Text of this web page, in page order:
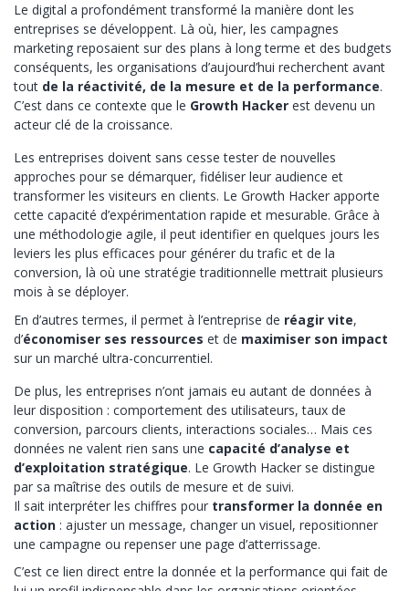
Le digital a profondément transformé la manière dont les
entreprises se développent. Là où, hier, les campagnes
marketing reposaient sur des plans à long terme et des budgets
conséquents, les organisations d’aujourd’hui recherchent avant
tout de la réactivité, de la mesure et de la performance.
C’est dans ce contexte que le Growth Hacker est devenu un
acteur clé de la croissance.
Les entreprises doivent sans cesse tester de nouvelles
approches pour se démarquer, fidéliser leur audience et
transformer les visiteurs en clients. Le Growth Hacker apporte
cette capacité d’expérimentation rapide et mesurable. Grâce à
une méthodologie agile, il peut identifier en quelques jours les
leviers les plus efficaces pour générer du trafic et de la
conversion, là où une stratégie traditionnelle mettrait plusieurs
mois à se déployer.
En d’autres termes, il permet à l’entreprise de réagir vite,
d’économiser ses ressources et de maximiser son impact
sur un marché ultra-concurrentiel.
De plus, les entreprises n’ont jamais eu autant de données à
leur disposition : comportement des utilisateurs, taux de
conversion, parcours clients, interactions sociales… Mais ces
données ne valent rien sans une capacité d’analyse et
d’exploitation stratégique. Le Growth Hacker se distingue
par sa maîtrise des outils de mesure et de suivi.
Il sait interpréter les chiffres pour transformer la donnée en
action : ajuster un message, changer un visuel, repositionner
une campagne ou repenser une page d’atterrissage.
C’est ce lien direct entre la donnée et la performance qui fait de